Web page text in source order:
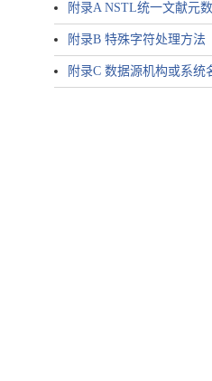
附录A NSTL统一文献元
附录B 特殊字符处理方法
附录C 数据源机构或系统